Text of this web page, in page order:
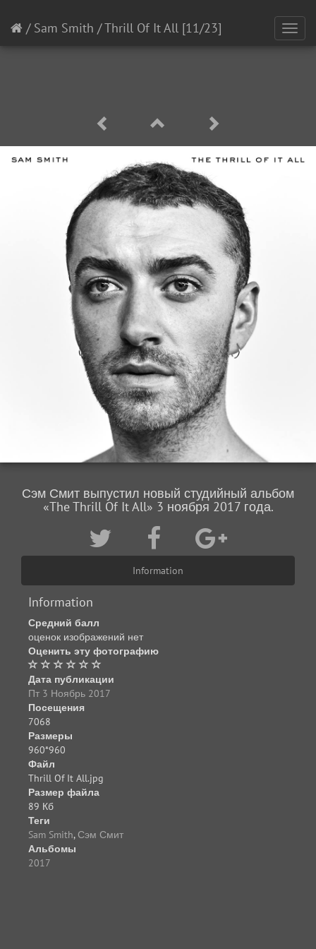
/ Sam Smith /Thrill Of It All [11/23]
Сэм Смит выпустил новый студийный альбом
«The Thrill Of It All» 3 ноября 2017 года.
Information
Information
Средний балл
оценок изображений нет
Оценить эту фотографию
Дата публикации
Пт 3 Ноябрь 2017
Посещения
7068
Размеры
960*960
Файл
Thrill Of It All.jpg
Размер файла
89 Кб
Теги
Sam Smith, Сэм Смит
Альбомы
2017